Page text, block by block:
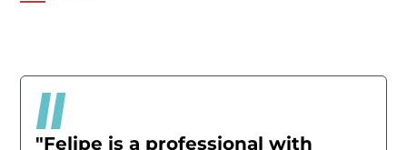
"Felipe is a professional with